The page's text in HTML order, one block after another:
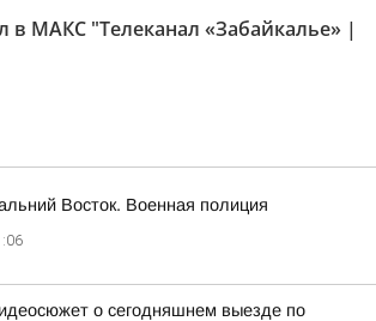
в МАКС "Телеканал «Забайкалье» |
Восток. Военная полиция
о сегодняшнем выезде по